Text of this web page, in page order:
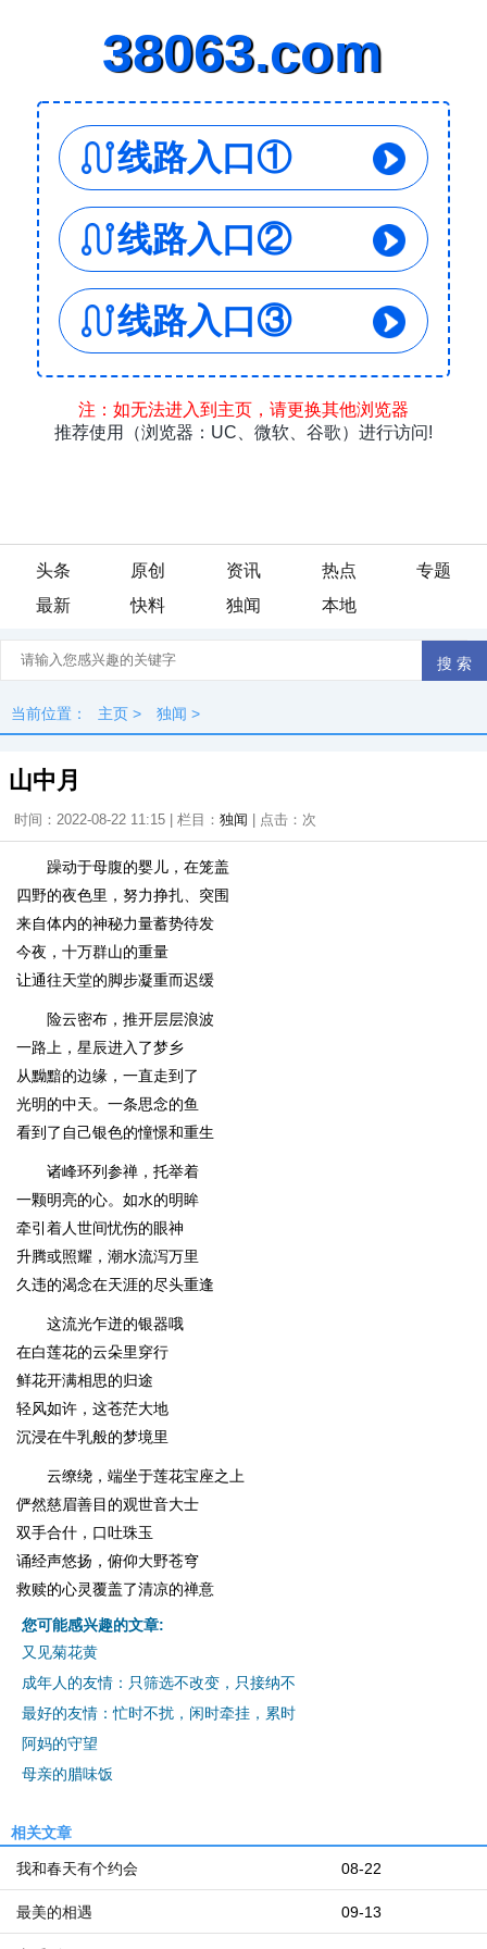
头条 原创 资讯 热点
专题
最新
快料 独闻 本地
当前位置： 主页 > 独闻 >
山中月
时间：2022-08-22 11:15 | 栏目： 独闻 | 点击： 次
躁动于母腹的婴儿，在笼盖
四野的夜色里，努力挣扎、突围
来自体内的神秘力量蓄势待发
今夜，十万群山的重量
让通往天堂的脚步凝重而迟缓
险云密布，推开层层浪波
一路上，星辰进入了梦乡
从黝黯的边缘，一直走到了
光明的中天。一条思念的鱼
看到了自己银色的憧憬和重生
诸峰环列参禅，托举着
一颗明亮的心。如水的明眸
牵引着人世间忧伤的眼神
升腾或照耀，潮水流泻万里
久违的渴念在天涯的尽头重逢
这流光乍迸的银器哦
在白莲花的云朵里穿行
鲜花开满相思的归途
轻风如许，这苍茫大地
沉浸在牛乳般的梦境里
云缭绕，端坐于莲花宝座之上
俨然慈眉善目的观世音大士
双手合什，口吐珠玉
诵经声悠扬，俯仰大野苍穹
救赎的心灵覆盖了清凉的禅意
您可能感兴趣的文章:
又见菊花黄
成年人的友情：只筛选不改变，只接纳不
最好的友情：忙时不扰，闲时牵挂，累时
阿妈的守望
母亲的腊味饭
相关文章
08-22
我和春天有个约会
09-13
最美的相遇